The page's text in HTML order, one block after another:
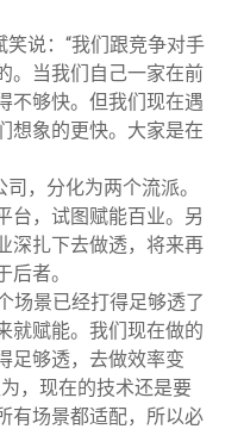
说：“我们跟竞争对手
。当我们自己一家在前
不够快。但我们现在遇
想象的更快。大家是在
，分化为两个流派。
台，试图赋能百业。另
深扎下去做透，将来再
者。
场景已经打得足够透了
就赋能。我们现在做的
足够透，去做效率变
，现在的技术还是要
有场景都适配，所以必